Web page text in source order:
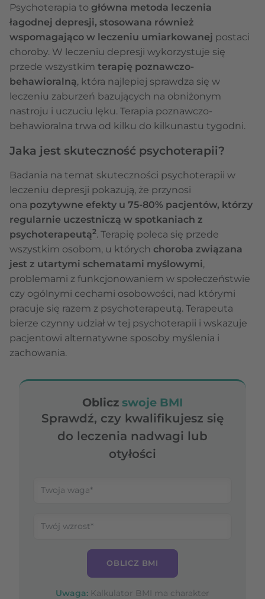
Psychoterapia to główna metoda leczenia
łagodnej depresji, stosowana również
wspomagająco w leczeniu umiarkowanej postaci
choroby. W leczeniu depresji wykorzystuje się
przede wszystkim terapię poznawczo-
behawioralną, która najlepiej sprawdza się w
leczeniu zaburzeń bazujących na obniżonym
nastroju i uczuciu lęku. Terapia poznawczo-
behawioralna trwa od kilku do kilkunastu tygodni.
Jaka jest skuteczność psychoterapii?
Badania na temat skuteczności psychoterapii w
leczeniu depresji pokazują, że przynosi
ona pozytywne efekty u 75-80% pacjentów, którzy
regularnie uczestniczą w spotkaniach z
psychoterapeutą2. Terapię poleca się przede
wszystkim osobom, u których choroba związana
jest z utartymi schematami myślowymi,
problemami z funkcjonowaniem w społeczeństwie
czy ogólnymi cechami osobowości, nad którymi
pracuje się razem z psychoterapeutą. Terapeuta
bierze czynny udział w tej psychoterapii i wskazuje
pacjentowi alternatywne sposoby myślenia i
zachowania.
Oblicz swoje BMI
Sprawdź, czy kwalifikujesz się
do leczenia nadwagi lub
otyłości
OBLICZ BMI
Uwaga: Kalkulator BMI ma charakter